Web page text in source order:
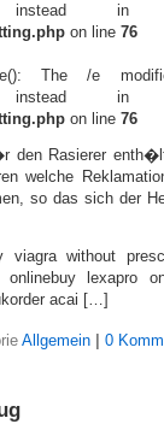
instead
on line 76
The /e
instead
on line 76
den Rasierer
welche
so das sich der
viagra without
lexapro
acai […]
Allgemein 0